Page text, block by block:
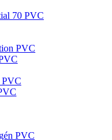
70 PVC
PVC
PVC
PVC